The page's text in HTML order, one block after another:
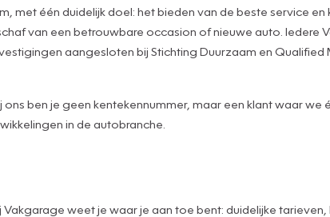
met één duidelijk doel: het bieden van de beste service en
van een betrouwbare occasion of nieuwe auto. Iedere
aangesloten bij Stichting Duurzaam en Qualified
ben je geen kentekennummer, maar een klant waar
in de autobranche.
weet je waar je aan toe bent: duidelijke